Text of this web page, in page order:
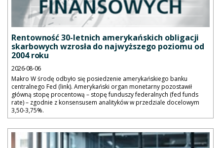
Rentowność 30-letnich amerykańskich obligacji
skarbowych wzrosła do najwyższego poziomu od
2004 roku
2026-08-06
Makro W środę odbyło się posiedzenie amerykańskiego banku
centralnego Fed (link). Amerykański organ monetarny pozostawił
główną stopę procentową – stopę funduszy federalnych (fed funds
rate) – zgodnie z konsensusem analityków w przedziale docelowym
3,50-3,75%.